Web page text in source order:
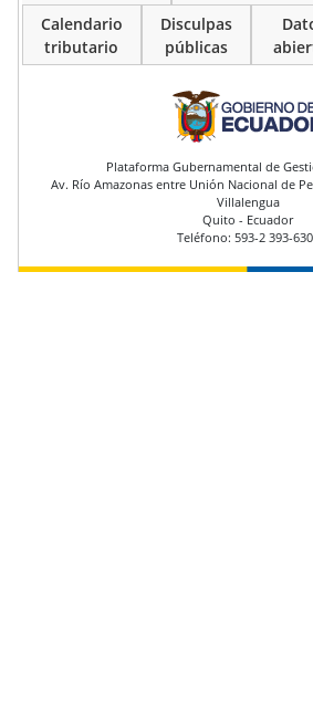
Calendario
tributario
Disculpas
públicas
pie de página
Plataforma Gubernamental de
Av. Río Amazonas entre Unión Nacional de
Villalengua
Quito - Ecuador
Teléfono: 593-2 393-